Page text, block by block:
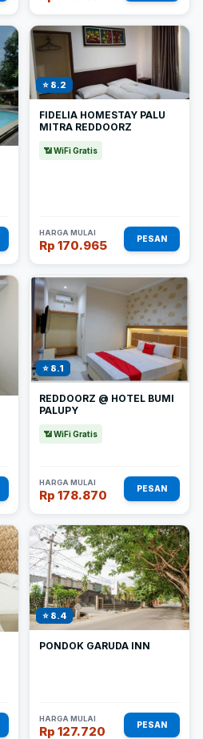
⭐ 8.2
FIDELIA HOMESTAY PALU
MITRA REDDOORZ
📶 WiFi Gratis
HARGA MULAI
Rp 170.965 PESAN
⭐ 8.1
REDDOORZ @ HOTEL BUMI
PALUPY
📶 WiFi Gratis
HARGA MULAI
Rp 178.870 PESAN
⭐ 8.4
PONDOK GARUDA INN
HARGA MULAI
Rp 127.720 PESAN